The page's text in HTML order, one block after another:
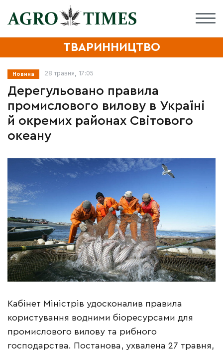
ТВАРИННИЦТВО
Новина 28 травня, 17:05
Дерегульовано правила
промислового вилову в Україні
й окремих районах Світового
океану
Кабінет Міністрів удосконалив правила
користування водними біоресурсами для
промислового вилову та рибного
господарства. Постанова, ухвалена 27 травня,